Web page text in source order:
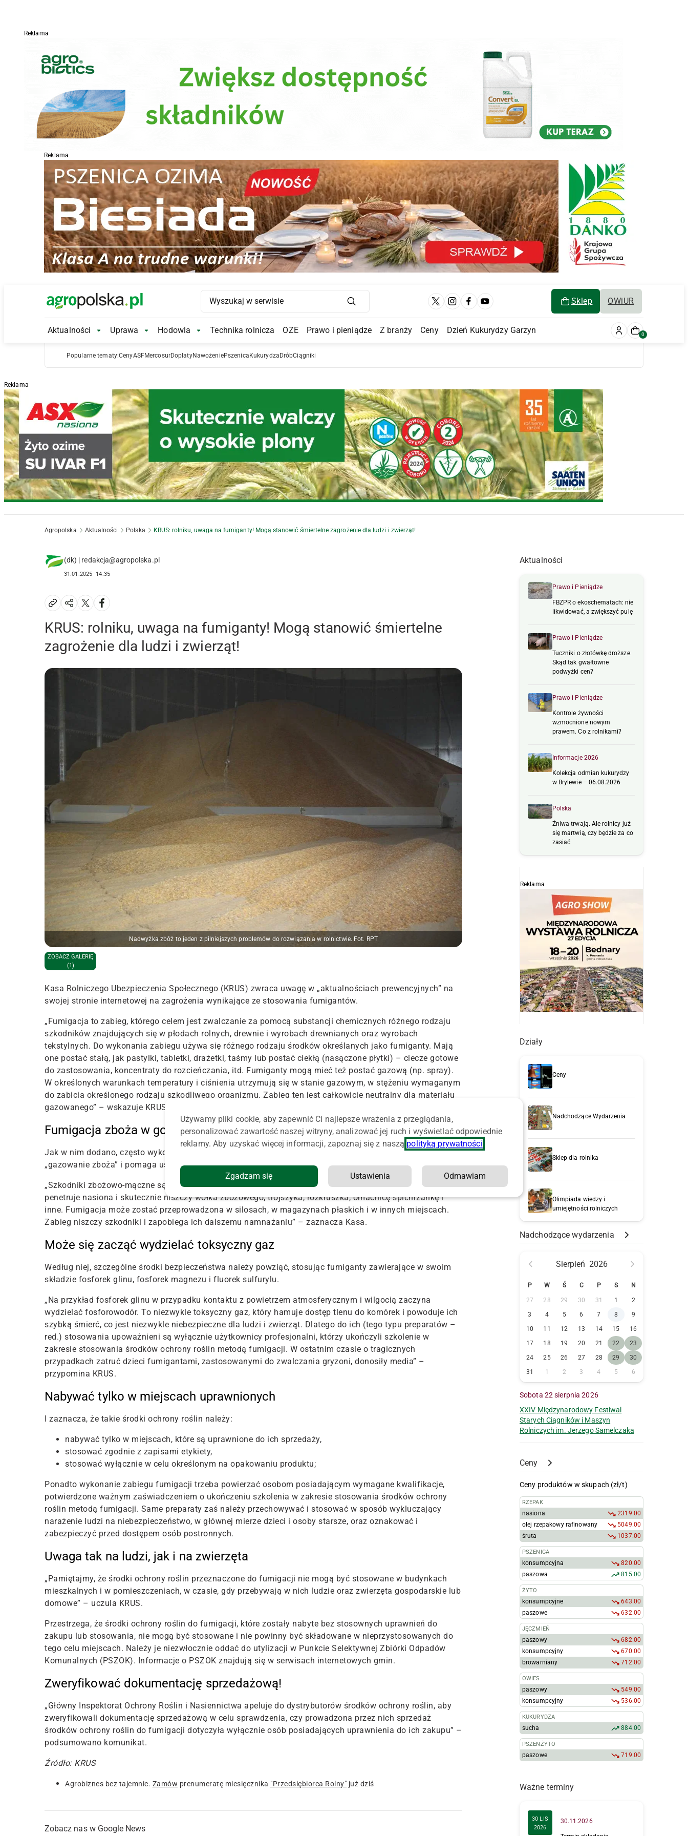
Reklama
Reklama
Main Logo Sklep OWiUR
Main Navigation
Aktualności Aktualności Submenu
Uprawa Uprawa Submenu
Hodowla Hodowla Submenu
Technika rolnicza OZE Prawo i pieniądze Z branży Ceny Dzień Kukurydzy Garzyn 0
Popularne tematy:CenyASFMercosurDopłatyNawożeniePszenica Kukurydza DróbCiągniki
Reklama
Agropolska Aktualności Polska KRUS: rolniku, uwaga na fumiganty! Mogą stanowić śmiertelne zagrożenie dla ludzi i zwierząt!
(dk) | redakcja@agropolska.pl
31.01.2025 14:35
KRUS: rolniku, uwaga na fumiganty! Mogą stanowić śmiertelne
zagrożenie dla ludzi i zwierząt!
Nadwyżka zbóż to jeden z pilniejszych problemów do rozwiązania w rolnictwie. Fot. RPT
ZOBACZ GALERIĘ
(1)
Kasa Rolniczego Ubezpieczenia Społecznego (KRUS) zwraca uwagę w „aktualnościach prewencyjnych” na
swojej stronie internetowej na zagrożenia wynikające ze stosowania fumigantów.
„Fumigacja to zabieg, którego celem jest zwalczanie za pomocą substancji chemicznych różnego rodzaju
szkodników znajdujących się w płodach rolnych, drewnie i wyrobach drewnianych oraz wyrobach
tekstylnych. Do wykonania zabiegu używa się różnego rodzaju środków określanych jako fumiganty. Mają
one postać stałą, jak pastylki, tabletki, drażetki, taśmy lub postać ciekłą (nasączone płytki) – ciecze gotowe
do zastosowania, koncentraty do rozcieńczania, itd. Fumiganty mogą mieć też postać gazową (np. spray).
W określonych warunkach temperatury i ciśnienia utrzymują się w stanie gazowym, w stężeniu wymaganym
do zabicia określonego rodzaju szkodliwego organizmu. Zabieg ten jest całkowicie neutralny dla materiału
gazowanego” – wskazuje KRUS w komunikacie.
Fumigacja zboża w gospodarstwach
Jak w nim dodano, często wykonywana w gospodarstwach rolnych fumigacja zboża jest określana mianem
„gazowanie zboża” i pomaga usunąć owady i gryzonie zagrażające zbiorom.
„Szkodniki zbożowo-mączne są zwykle usuwane za pomocą gazu (fosforowodoru/fosforanu), który szybko
penetruje nasiona i skutecznie niszczy wołka zbożowego, trojszyka, rozkruszka, omacnicę spichrzankę i
inne. Fumigacja może zostać przeprowadzona w silosach, w magazynach płaskich i w innych miejscach.
Zabieg niszczy szkodniki i zapobiega ich dalszemu namnażaniu” – zaznacza Kasa.
Może się zacząć wydzielać toksyczny gaz
Według niej, szczególne środki bezpieczeństwa należy powziąć, stosując fumiganty zawierające w swoim
składzie fosforek glinu, fosforek magnezu i fluorek sulfurylu.
„Na przykład fosforek glinu w przypadku kontaktu z powietrzem atmosferycznym i wilgocią zaczyna
wydzielać fosforowodór. To niezwykle toksyczny gaz, który hamuje dostęp tlenu do komórek i powoduje ich
szybką śmierć, co jest niezwykle niebezpieczne dla ludzi i zwierząt. Dlatego do ich (tego typu preparatów –
red.) stosowania upoważnieni są wyłącznie użytkownicy profesjonalni, którzy ukończyli szkolenie w
zakresie stosowania środków ochrony roślin metodą fumigacji. W ostatnim czasie o tragicznych
przypadkach zatruć dzieci fumigantami, zastosowanymi do zwalczania gryzoni, donosiły media” –
przypomina KRUS.
Nabywać tylko w miejscach uprawnionych
I zaznacza, że takie środki ochrony roślin należy:
nabywać tylko w miejscach, które są uprawnione do ich sprzedaży,
stosować zgodnie z zapisami etykiety,
stosować wyłącznie w celu określonym na opakowaniu produktu;
Ponadto wykonanie zabiegu fumigacji trzeba powierzać osobom posiadającym wymagane kwalifikacje,
potwierdzone ważnym zaświadczeniem o ukończeniu szkolenia w zakresie stosowania środków ochrony
roślin metodą fumigacji. Same preparaty zaś należy przechowywać i stosować w sposób wykluczający
narażenie ludzi na niebezpieczeństwo, w głównej mierze dzieci i osoby starsze, oraz oznakować i
zabezpieczyć przed dostępem osób postronnych.
Uwaga tak na ludzi, jak i na zwierzęta
„Pamiętajmy, że środki ochrony roślin przeznaczone do fumigacji nie mogą być stosowane w budynkach
mieszkalnych i w pomieszczeniach, w czasie, gdy przebywają w nich ludzie oraz zwierzęta gospodarskie lub
domowe” – uczula KRUS.
Przestrzega, że środki ochrony roślin do fumigacji, które zostały nabyte bez stosownych uprawnień do
zakupu lub stosowania, nie mogą być stosowane i nie powinny być składowane w nieprzystosowanych do
tego celu miejscach. Należy je niezwłocznie oddać do utylizacji w Punkcie Selektywnej Zbiórki Odpadów
Komunalnych (PSZOK). Informacje o PSZOK znajdują się w serwisach internetowych gmin.
Zweryfikować dokumentację sprzedażową!
„Główny Inspektorat Ochrony Roślin i Nasiennictwa apeluje do dystrybutorów środków ochrony roślin, aby
zweryfikowali dokumentację sprzedażową w celu sprawdzenia, czy prowadzona przez nich sprzedaż
środków ochrony roślin do fumigacji dotyczyła wyłącznie osób posiadających uprawnienia do ich zakupu” –
podsumowano komunikat.
Źródło: KRUS
Agrobiznes bez tajemnic. Zamów prenumeratę miesięcznika "Przedsiębiorca Rolny" już dziś
Zobacz nas w Google News
Aktualności
Prawo i Pieniądze
FBZPR o ekoschematach: nie
likwidować, a zwiększyć pulę
Prawo i Pieniądze
Tuczniki o złotówkę droższe.
Skąd tak gwałtowne
podwyżki cen?
Prawo i Pieniądze
Kontrole żywności
wzmocnione nowym
prawem. Co z rolnikami?
Informacje 2026
Kolekcja odmian kukurydzy
w Brylewie – 06.08.2026
Polska
Żniwa trwają. Ale rolnicy już
się martwią, czy będzie za co
zasiać
Reklama
Działy
Ceny
Nadchodzące Wydarzenia
Sklep dla rolnika
Olimpiada wiedzy i
umiejętności rolniczych
Nadchodzące wydarzenia
Sierpień 2026
P W Ś C P S N
27 28 29 30 31 1
2
3
4 5 6 7 8
9
10
11 12 13 14 15
16
17
18 19 20 21 22
23
24
25 26 27 28 29
30
31
1 2 3 4 5 6
Sobota 22 sierpnia 2026
XXIV Międzynarodowy Festiwal
Starych Ciągników i Maszyn
Rolniczych im. Jerzego Samelczaka
Ceny
Ceny produktów w skupach (zł/t)
RZEPAK
nasiona
2319.00
olej rzepakowy rafinowany
5049.00
śruta
1037.00
PSZENICA
konsumpcyjna
820.00
paszowa
815.00
ŻYTO
konsumpcyjne
643.00
paszowe
632.00
JĘCZMIEŃ
paszowy
682.00
konsumpcyjny
670.00
browarniany
712.00
OWIES
paszowy
549.00
konsumpcyjny
536.00
KUKURYDZA
sucha 884.00
PSZENŻYTO
paszowe 719.00
Ważne terminy
30 LIS
2026
30.11.2026
Używamy pliki cookie, aby zapewnić Ci najlepsze wrażenia z przeglądania,
personalizować zawartość naszej witryny, analizować jej ruch i wyświetlać odpowiednie
reklamy. Aby uzyskać więcej informacji, zapoznaj się z naszą polityką prywatności
Zgadzam się Ustawienia Odmawiam